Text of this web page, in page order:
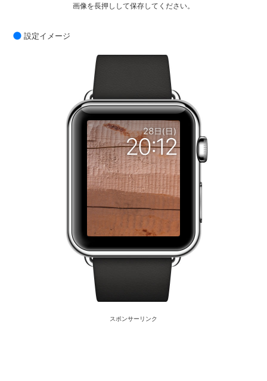
画像を長押しして保存してください。
設定イメージ
スポンサーリンク